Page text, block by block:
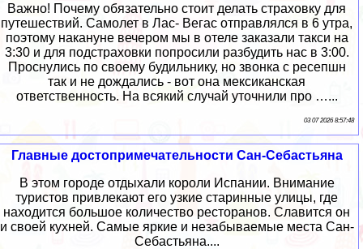
Важно! Почему обязательно стоит делать страховку для
путешествий. Самолет в Лас- Вегас отправлялся в 6 утра,
поэтому накануне вечером мы в отеле заказали такси на
3:30 и для подстраховки попросили разбудить нас в 3:00.
Проснулись по своему будильнику, но звонка с ресепшн
так и не дождались - вот она мексиканская
ответственность. На всякий случай уточнили про …...
03 07 2026 8:57:48
Главные достопримечательности Сан-Себастьяна
В этом городе отдыхали короли Испании. Внимание
туристов привлекают его узкие старинные улицы, где
находится большое количество ресторанов. Славится он
и своей кухней. Самые яркие и незабываемые места Сан-
Себастьяна....